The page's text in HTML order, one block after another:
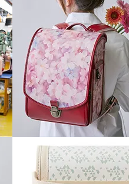
Play
ることで動いた
す。
が安定して背中
軽減。
で着脱も楽に行